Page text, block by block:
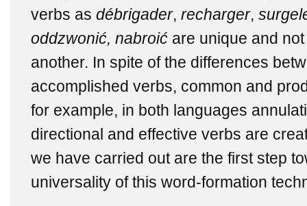
verbs as débrigader, recharger,
oddzwonić, nabroić are unique and
another. In spite of the differences
accomplished verbs, common and
for example, in both languages
directional and effective verbs are
we have carried out are the first step
universality of this word-formation